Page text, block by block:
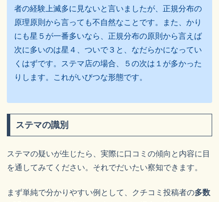
者の経験上滅多に見ないと言いましたが、正規分布の
原理原則から言っても不自然なことです。また、かり
にも星５が一番多いなら、正規分布の原則から言えば
次に多いのは星４、ついで３と、なだらかになってい
くはずです。ステマ店の場合、５の次は１が多かった
りします。これがいびつな形態です。
ステマの識別
ステマの疑いが生じたら、実際に口コミの傾向と内容に目
を通してみてください。それでだいたい察知できます。
まず単純で分かりやすい例として、クチコミ投稿者の多数